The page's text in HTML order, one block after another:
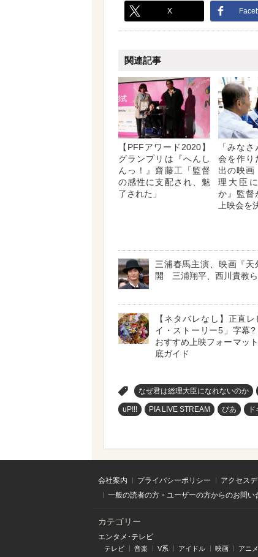
X
関連記事
【PFFアワード2020】
グランプリは『へんし
んっ！』齋藤工「監督
の感性に支配され、魅
了された」
「みな
会を作り
出の映画
理大臣
か』監督
上映会を
三浦春馬主演、映画『天
開 三浦翔平、西川貴教ら
【ネタバレなし】正直
イ・ストーリー5」字幕
おすすめ上映フォーマッ
底ガイド
なぜ君は総理大臣になれないのか
uP!!! PIA LIVE STREAM ぴあ
会社案内 プライバシーポリシー アクセス
一般の読者の方・ユーザーの方からのお問い
カテゴリー
エンタメ･テレビ
テレビ 音楽 V系 アイドル 映画 アニメ